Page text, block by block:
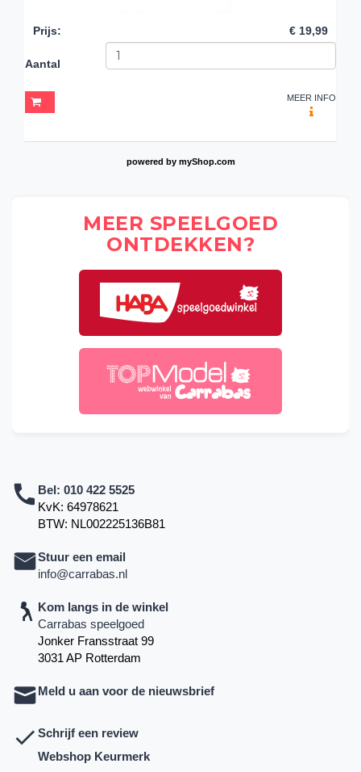
Prijs: € 19,99
Aantal
MEER INFO
powered by myShop.com
MEER SPEELGOED
ONTDEKKEN?
Bel: 010 422 5525
KvK: 64978621
BTW: NL002225136B81
Stuur een email
info@carrabas.nl
Kom langs in de winkel
Carrabas speelgoed
Jonker Fransstraat 99
3031 AP Rotterdam
Meld u aan voor de nieuwsbrief
Schrijf een review
Webshop Keurmerk